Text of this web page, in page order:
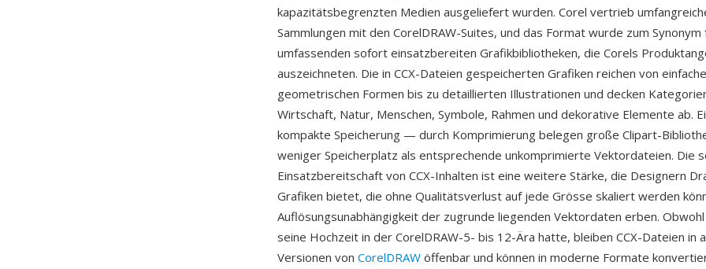
kapazitätsbegrenzten Medien ausgeliefert wurden. Corel vertrieb
Sammlungen mit den CorelDRAW-Suites, und das Format wurde zum Synonym
umfassenden sofort einsatzbereiten Grafikbibliotheken, die Corels
auszeichneten. Die in CCX-Dateien gespeicherten Grafiken reichen von
geometrischen Formen bis zu detaillierten Illustrationen und decken
Wirtschaft, Natur, Menschen, Symbole, Rahmen und dekorative Elemente ab.
kompakte Speicherung — durch Komprimierung belegen große Clipart-
weniger Speicherplatz als entsprechende unkomprimierte Vektordateien. Die
Einsatzbereitschaft von CCX-Inhalten ist eine weitere Stärke, die Designern
Grafiken bietet, die ohne Qualitätsverlust auf jede Grösse skaliert werden
Auflösungsunabhängigkeit der zugrunde liegenden Vektordaten erben.
seine Hochzeit in der CorelDRAW-5- bis 12-Ära hatte, bleiben CCX-Dateien in
Versionen von CorelDRAW öffenbar und können in moderne Formate